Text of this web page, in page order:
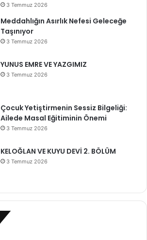
3 Temmuz 2026
Meddahlığın Asırlık Nefesi Geleceğe
Taşınıyor
3 Temmuz 2026
YUNUS EMRE VE YAZGIMIZ
3 Temmuz 2026
Çocuk Yetiştirmenin Sessiz Bilgeliği:
Ailede Masal Eğitiminin Önemi
3 Temmuz 2026
KELOĞLAN VE KUYU DEVİ 2. BÖLÜM
3 Temmuz 2026